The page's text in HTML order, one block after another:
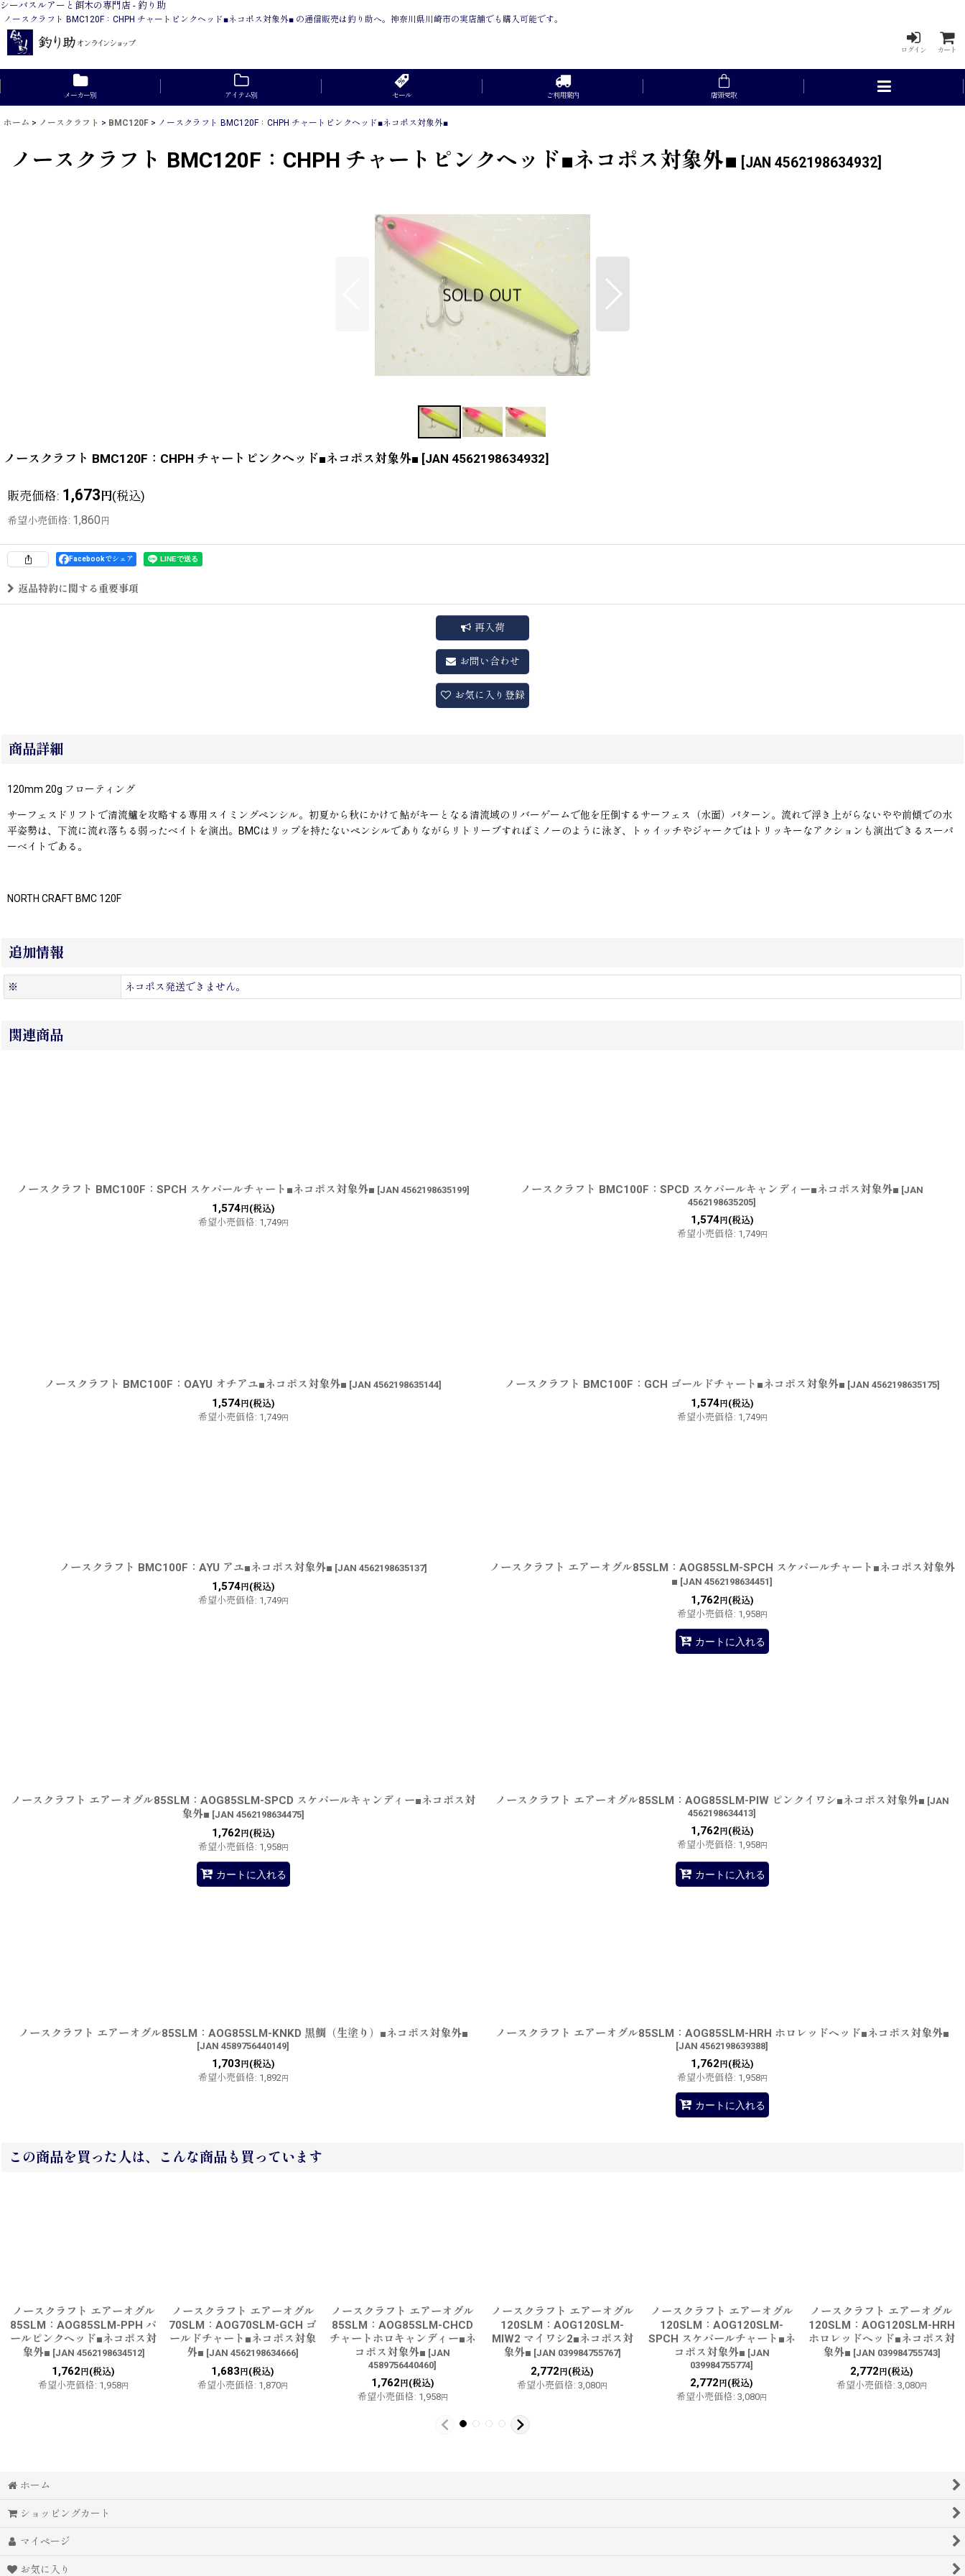
シーバスルアーと餌木の専門店 - 釣り助
ノースクラフト BMC120F：CHPH チャートピンクヘッド■ネコポス対象外■ の通信販売は釣り助へ。神奈川県川崎市の実店舗でも購入可能です。
ログイン カート
メーカー別 アイテム別 セール ご利用案内 店頭受取
ホーム > ノースクラフト > BMC120F > ノースクラフト BMC120F：CHPH チャートピンクヘッド■ネコポス対象外■
ノースクラフト BMC120F：CHPH チャートピンクヘッド■ネコポス対象外■ JAN 4562198634932
ノースクラフト BMC120F：CHPH チャートピンクヘッド■ネコポス対象外■ [JAN 4562198634932]
販売価格: 1,673円(税込)
希望小売価格: 1,860 円
Facebookでシェア
返品特約に関する重要事項
再入荷
お問い合わせ
お気に入り登録
商品詳細
120mm 20g フローティング
サーフェスドリフトで清流鱸を攻略する専用スイミングペンシル。初夏から秋にかけて鮎がキーとなる清流域のリバーゲームで他を圧倒するサーフェス（水面）パターン。流れで浮き上がらないやや前傾での水
平姿勢は、下流に流れ落ちる弱ったベイトを演出。BMCはリップを持たないペンシルでありながらリトリーブすればミノーのように泳ぎ、トゥイッチやジャークではトリッキーなアクションも演出できるスーパ
ーベイトである。
NORTH CRAFT BMC 120F
追加情報
※ ネコポス発送できません。
関連商品
ノースクラフト BMC100F：SPCH スケパールチャート■ネコポス対象外■ [JAN 4562198635199]
1,574円(税込)
希望小売価格: 1,749円
ノースクラフト BMC100F：SPCD スケパールキャンディー■ネコポス対象外■ [JAN
4562198635205]
1,574円(税込)
希望小売価格: 1,749円
ノースクラフト BMC100F：OAYU オチアユ■ネコポス対象外■ [JAN 4562198635144]
1,574円(税込)
希望小売価格: 1,749円
ノースクラフト BMC100F：GCH ゴールドチャート■ネコポス対象外■ [JAN 4562198635175]
1,574円(税込)
希望小売価格: 1,749円
ノースクラフト BMC100F：AYU アユ■ネコポス対象外■ [JAN 4562198635137]
1,574円(税込)
希望小売価格: 1,749円
ノースクラフト エアーオグル85SLM：AOG85SLM-SPCH スケパールチャート■ネコポス対象外
■ [JAN 4562198634451]
1,762 円(税込)
希望小売価格: 1,958円
カートに入れる
ノースクラフト エアーオグル85SLM：AOG85SLM-SPCD スケパールキャンディー■ネコポス対
象外■ [JAN 4562198634475]
1,762 円(税込)
希望小売価格: 1,958円
カートに入れる
ノースクラフト エアーオグル85SLM：AOG85SLM-PIW ピンクイワシ■ネコポス対象外■ [JAN
4562198634413]
1,762 円(税込)
希望小売価格: 1,958円
カートに入れる
ノースクラフト エアーオグル85SLM：AOG85SLM-KNKD 黒鯛（生塗り）■ネコポス対象外■
[JAN 4589756440149]
1,703 円(税込)
希望小売価格: 1,892円
ノースクラフト エアーオグル85SLM：AOG85SLM-HRH ホロレッドヘッド■ネコポス対象外■
[JAN 4562198639388]
1,762 円(税込)
希望小売価格: 1,958円
カートに入れる
この商品を買った人は、こんな商品も買っています
ノースクラフト エアーオグル
85SLM：AOG85SLM-PPH パ
ールピンクヘッド■ネコポス対
象外■ [JAN 4562198634512]
1,762 円(税込)
希望小売価格: 1,958円
ノースクラフト エアーオグル
70SLM：AOG70SLM-GCH ゴ
ールドチャート■ネコポス対象
外■ [JAN 4562198634666]
1,683 円(税込)
希望小売価格: 1,870円
ノースクラフト エアーオグル
85SLM：AOG85SLM-CHCD
チャートホロキャンディー■ネ
コポス対象外■ [JAN
4589756440460]
1,762 円(税込)
希望小売価格: 1,958円
ノースクラフト エアーオグル
120SLM：AOG120SLM-
MIW2 マイワシ2■ネコポス対
象外■ [JAN 039984755767]
2,772 円(税込)
希望小売価格: 3,080円
ノースクラフト エアーオグル
120SLM：AOG120SLM-
SPCH スケパールチャート■ネ
コポス対象外■ [JAN
039984755774]
2,772 円(税込)
希望小売価格: 3,080円
ノースクラフト エアーオグル
120SLM：AOG120SLM-HRH
ホロレッドヘッド■ネコポス対
象外■ [JAN 039984755743]
2,772 円(税込)
希望小売価格: 3,080円
ホーム
ショッピングカート
マイページ
お気に入り